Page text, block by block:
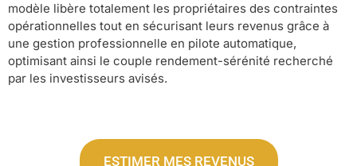
modèle libère totalement les propriétaires des contraintes
opérationnelles tout en sécurisant leurs revenus grâce à
une gestion professionnelle en pilote automatique,
optimisant ainsi le couple rendement-sérénité recherché
par les investisseurs avisés.
ESTIMER MES REVENUS